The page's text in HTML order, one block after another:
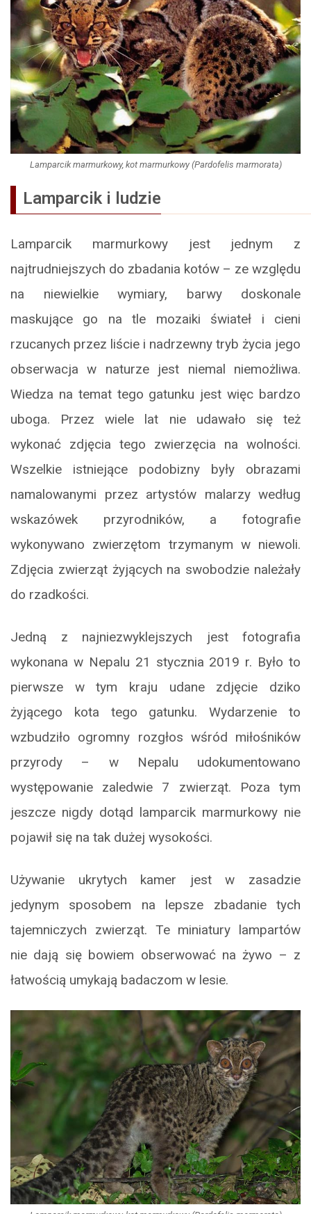
Lamparcik marmurkowy, kot marmurkowy (Pardofelis marmorata)
Lamparcik i ludzie
Lamparcik marmurkowy jest jednym z
najtrudniejszych do zbadania kotów – ze względu
na niewielkie wymiary, barwy doskonale
maskujące go na tle mozaiki świateł i cieni
rzucanych przez liście i nadrzewny tryb życia jego
obserwacja w naturze jest niemal niemożliwa.
Wiedza na temat tego gatunku jest więc bardzo
uboga. Przez wiele lat nie udawało się też
wykonać zdjęcia tego zwierzęcia na wolności.
Wszelkie istniejące podobizny były obrazami
namalowanymi przez artystów malarzy według
wskazówek przyrodników, a fotografie
wykonywano zwierzętom trzymanym w niewoli.
Zdjęcia zwierząt żyjących na swobodzie należały
do rzadkości.
Jedną z najniezwyklejszych jest fotografia
wykonana w Nepalu 21 stycznia 2019 r. Było to
pierwsze w tym kraju udane zdjęcie dziko
żyjącego kota tego gatunku. Wydarzenie to
wzbudziło ogromny rozgłos wśród miłośników
przyrody – w Nepalu udokumentowano
występowanie zaledwie 7 zwierząt. Poza tym
jeszcze nigdy dotąd lamparcik marmurkowy nie
pojawił się na tak dużej wysokości.
Używanie ukrytych kamer jest w zasadzie
jedynym sposobem na lepsze zbadanie tych
tajemniczych zwierząt. Te miniatury lampartów
nie dają się bowiem obserwować na żywo – z
łatwością umykają badaczom w lesie.